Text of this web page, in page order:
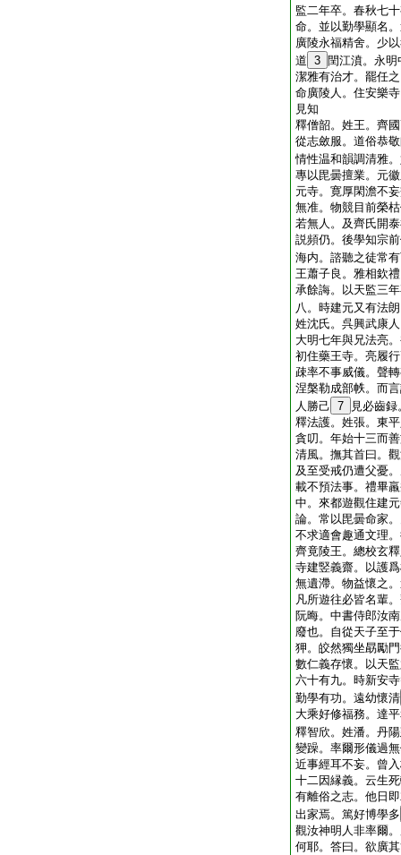
監二年卒。春秋七
命。並以勤學顯名
廣陵永福精舍。少
道 3 閏江濆。永
潔雅有治才。罷任
命廣陵人。住安樂
見知
釋僧韶。姓王。齊
從志斂服。道俗恭
情性温和韻調清雅
專以毘曇擅業。元
元寺。寛厚閑澹不
無准。物競目前榮
若無人。及齊氏開
説頻仍。後學知宗
海内。諮聽之徒常
王蕭子良。雅相欽
承餘誨。以天監三
八。時建元又有法
姓沈氏。呉興武康
大明七年與兄法亮
初住藥王寺。亮履
疎率不事威儀。聲
涅槃勒成部帙。而
人勝己 7
見必齒
釋法護。姓張。東
貪叨。年始十三而
清風。撫其首曰。
及至受戒仍遭父憂
載不預法事。禮畢
中。來都遊觀住建
論。常以毘曇命家
不求適會趣通文理
齊竟陵王。總校玄
寺建竪義齋。以護
無遺滯。物益懷之
凡所遊往必皆名輩
阮晦。中書侍郎汝
廢也。自從天子至
狎。皎然獨坐勗勵
數仁義存懷。以天
六十有九。時新安
勤學有功。遠幼懷清
大乘好修福務。達
釋智欣。姓潘。丹
變躁。率爾形儀過
近事經耳不妄。曾
十二因縁義。云生
有離俗之志。他日
出家焉。篤好博學多
觀汝神明人非率爾
何耶。答曰。欲廣